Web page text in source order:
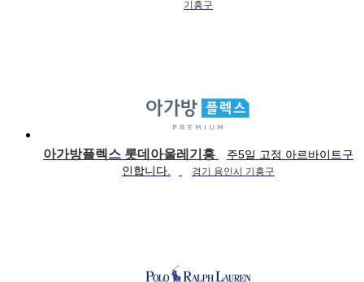
기흥구
아가방플렉스 롯데아울레기흥
주5일 고정 아르바이트구
인합니다.
경기 용인시 기흥구